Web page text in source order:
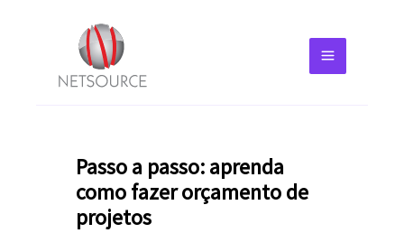
Passo a passo: aprenda
como fazer orçamento de
projetos